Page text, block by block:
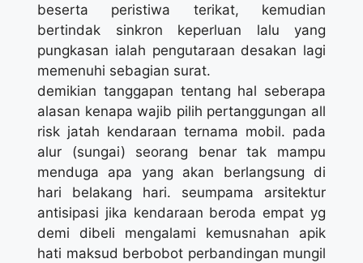
beserta peristiwa terikat, kemudian
bertindak sinkron keperluan lalu yang
pungkasan ialah pengutaraan desakan lagi
memenuhi sebagian surat.
demikian tanggapan tentang hal seberapa
alasan kenapa wajib pilih pertanggungan all
risk jatah kendaraan ternama mobil. pada
alur (sungai) seorang benar tak mampu
menduga apa yang akan berlangsung di
hari belakang hari. seumpama arsitektur
antisipasi jika kendaraan beroda empat yg
demi dibeli mengalami kemusnahan apik
hati maksud berbobot perbandingan mungil